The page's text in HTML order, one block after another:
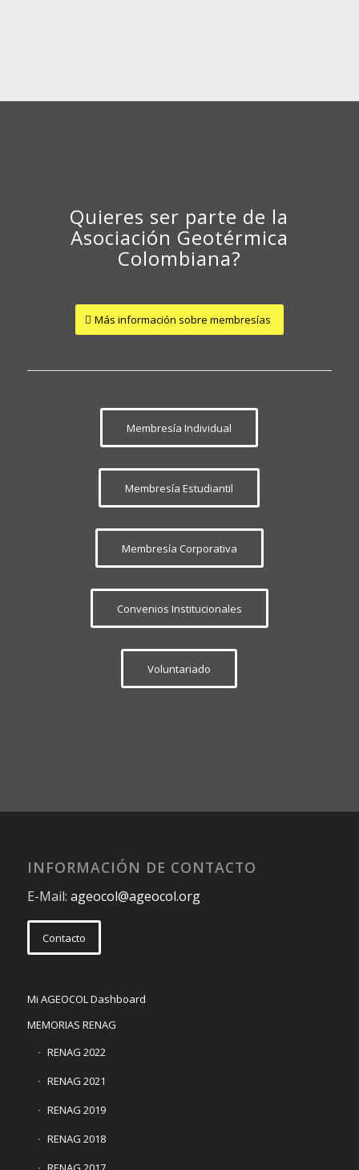
Quieres ser parte de la
Asociación Geotérmica
Colombiana?
Más información sobre membresías
Membresía Individual
Membresía Estudiantil
Membresía Corporativa
Convenios Institucionales
Voluntariado
INFORMACIÓN DE CONTACTO
E-Mail: ageocol@ageocol.org
Contacto
Mi AGEOCOL Dashboard
MEMORIAS RENAG
RENAG 2022
RENAG 2021
RENAG 2019
RENAG 2018